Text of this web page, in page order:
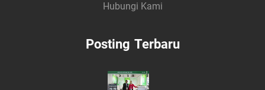
Hubungi Kami
Posting Terbaru